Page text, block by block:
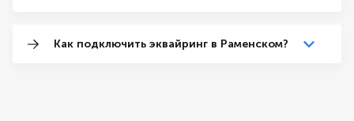
Как подключить эквайринг в Раменском?